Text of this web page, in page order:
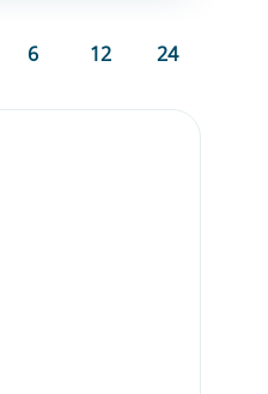
6 12 24